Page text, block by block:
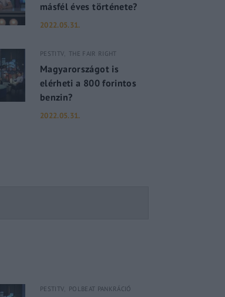
másfél éves története?
2022.05.31.
PESTITV THE FAIR RIGHT
Magyarországot is
elérheti a 800 forintos
benzin?
2022.05.31.
PESTITV POLBEAT PANKRÁCIÓ